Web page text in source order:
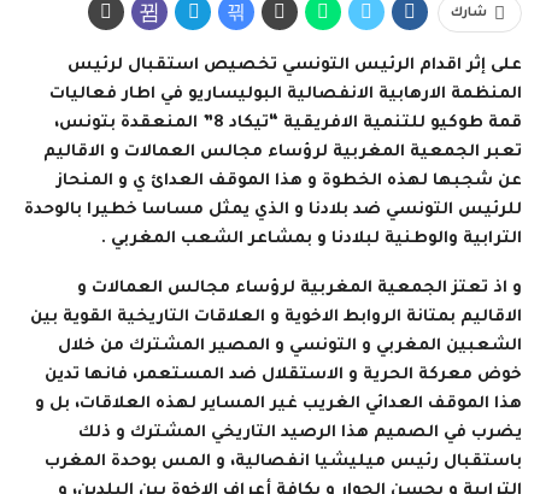
شارك
على إثر اقدام الرئيس التونسي تخصيص استقبال لرئيس
المنظمة الارهابية الانفصالية البوليساريو في اطار فعاليات
قمة طوكيو للتنمية الافريقية “تيكاد 8” المنعقدة بتونس،
تعبر الجمعية المغربية لرؤساء مجالس العمالات و الاقاليم
عن شجبها لهذه الخطوة و هذا الموقف العدائ ي و المنحاز
للرئيس التونسي ضد بلادنا و الذي يمثل مساسا خطيرا بالوحدة
الترابية والوطنية لبلادنا و بمشاعر الشعب المغربي .
و اذ تعتز الجمعية المغربية لرؤساء مجالس العمالات و
الاقاليم بمتانة الروابط الاخوية و العلاقات التاريخية القوية بين
الشعبين المغربي و التونسي و المصير المشترك من خلال
خوض معركة الحرية و الاستقلال ضد المستعمر، فانها تدين
هذا الموقف العدائي الغريب غير المساير لهذه العلاقات، بل و
يضرب في الصميم هذا الرصيد التاريخي المشترك و ذلك
باستقبال رئيس ميليشيا انفصالية، و المس بوحدة المغرب